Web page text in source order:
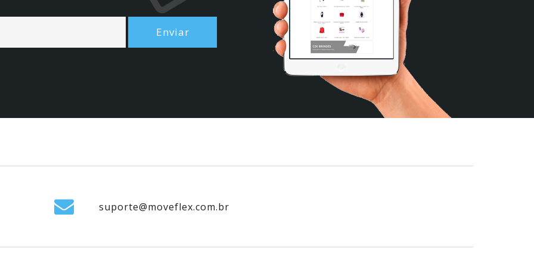
suporte@moveflex.com.br